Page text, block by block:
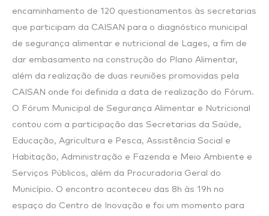
encaminhamento de 120 questionamentos às secretarias
que participam da CAISAN para o diagnóstico municipal
de segurança alimentar e nutricional de Lages, a fim de
dar embasamento na construção do Plano Alimentar,
além da realização de duas reuniões promovidas pela
CAISAN onde foi definida a data de realização do Fórum.
O Fórum Municipal de Segurança Alimentar e Nutricional
contou com a participação das Secretarias da Saúde,
Educação, Agricultura e Pesca, Assistência Social e
Habitação, Administração e Fazenda e Meio Ambiente e
Serviços Públicos, além da Procuradoria Geral do
Município. O encontro aconteceu das 8h às 19h no
espaço do Centro de Inovação e foi um momento para